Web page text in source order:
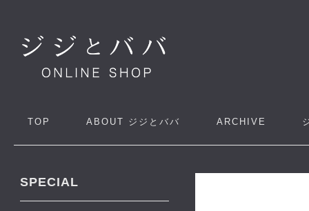
TOP ABOUT ジジとババ ARCHIVE
SPECIAL